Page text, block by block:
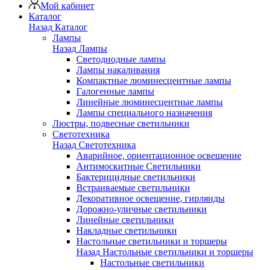
Мой кабинет
Каталог
Назад Каталог
Лампы
Назад Лампы
Светодиодные лампы
Лампы накаливания
Компактные люминесцентные лампы
Галогенные лампы
Линейные люминесцентные лампы
Лампы специального назначения
Люстры, подвесные светильники
Светотехника
Назад Светотехника
Аварийное, ориентационное освещение
Антимоскитные Светильники
Бактерицидные светильники
Встраиваемые светильники
Декоративное освещение, гирлянды
Дорожно-уличные светильники
Линейные светильники
Накладные светильники
Настольные светильники и торшеры
Назад Настольные светильники и торшеры
Настольные светильники